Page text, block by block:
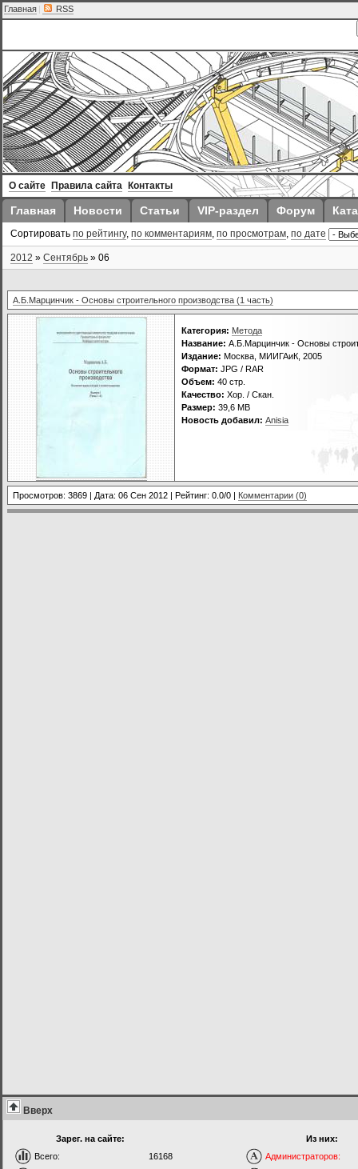
Главная | RSS
О сайте Правила сайта Контакты
Главная Новости Статьи VIP-раздел Форум
Сортировать по рейтингу, по комментариям, по просмотрам, по дате
2012 » Сентябрь » 06
А.Б.Марцинчик - Основы строительного производства (1 часть)
Категория: Метода
Название: А.Б.Марцинчик - Основы
Издание: Москва, МИИГАиК, 2005
Формат: JPG / RAR
Объем: 40 стр.
Качество: Хор. / Скан.
Размер: 39,6 МB
Новость добавил: Anisia
Просмотров: 3869 | Дата: 06 Сен 2012 | Рейтинг: 0.0/0 | Комментарии (0)
Вверх
Зарег. на сайте:
Всего:
16168
Из них:
Администраторов: